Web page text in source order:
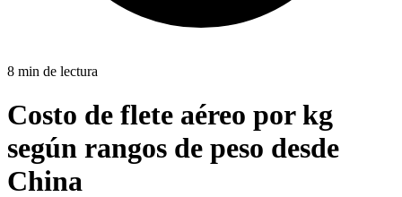
8 min de lectura
Costo de flete aéreo por kg
según rangos de peso desde
China